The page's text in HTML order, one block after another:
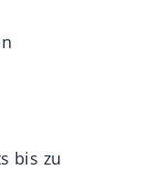
bis zu